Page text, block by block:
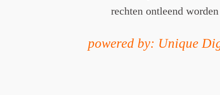
rechten ontleend worden
powered by: Unique